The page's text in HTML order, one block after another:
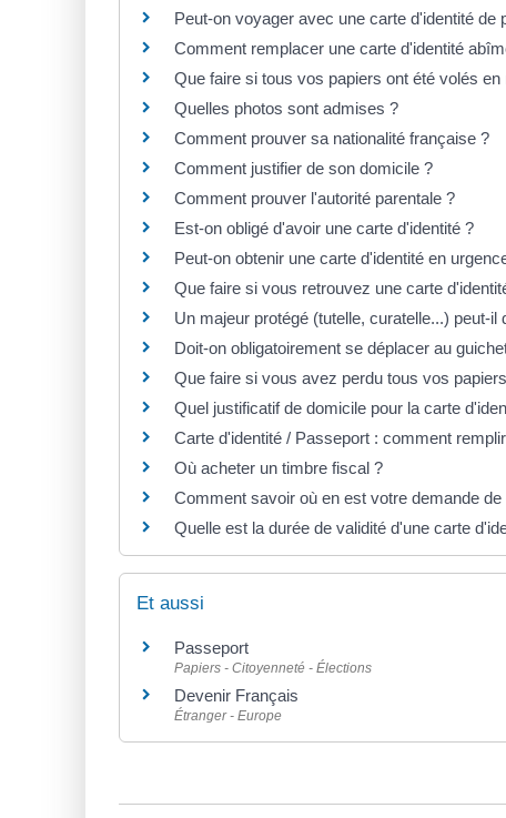
Peut-on voyager avec une carte d'identité de
Comment remplacer une carte d'identité
Que faire si tous vos papiers ont été volés
Quelles photos sont admises ?
Comment prouver sa nationalité française ?
Comment justifier de son domicile ?
Comment prouver l'autorité parentale ?
Est-on obligé d'avoir une carte d'identité ?
Peut-on obtenir une carte d'identité en
Que faire si vous retrouvez une carte
Un majeur protégé (tutelle, curatelle...) peut-il
Doit-on obligatoirement se déplacer au
Que faire si vous avez perdu tous vos
Quel justificatif de domicile pour la carte
Carte d'identité / Passeport : comment
Où acheter un timbre fiscal ?
Comment savoir où en est votre demande de
Quelle est la durée de validité d'une carte
Et aussi
Passeport
Papiers - Citoyenneté - Élections
Devenir Français
Étranger - Europe